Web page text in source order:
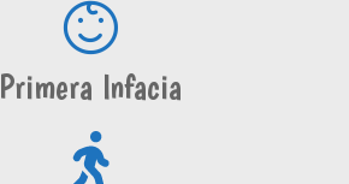
Primera Infacia